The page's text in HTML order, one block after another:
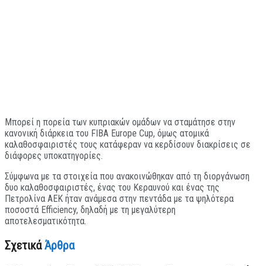
Μπορεί η πορεία των κυπριακών ομάδων να σταμάτησε στην
κανονική διάρκεια του FIBA Europe Cup, όμως ατομικά
καλαθοσφαιριστές τους κατάφεραν να κερδίσουν διακρίσεις σε
διάφορες υποκατηγορίες.
Σύμφωνα με τα στοιχεία που ανακοινώθηκαν από τη διοργάνωση
δυο καλαθοσφαιριστές, ένας του Κεραυνού και ένας της
Πετρολίνα ΑΕΚ ήταν ανάμεσα στην πεντάδα με τα ψηλότερα
ποσοστά Efficiency, δηλαδή με τη μεγαλύτερη
αποτελεσματικότητα.
ΣχετικάΆρθρα